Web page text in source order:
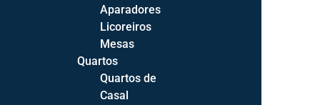
Camas Infantis 6
Camas Juvenis
Camiseiros
Cómodas 23
Aparadores
Licoreiros
Mesas
Quartos
Quartos de
Casal